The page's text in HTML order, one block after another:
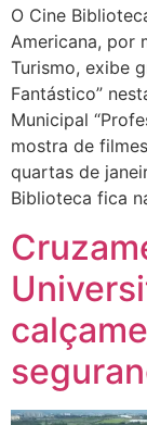
O Cine
Americana, por
Turismo, exibe
Fantástico”
Municipal
mostra de
quartas de
Biblioteca fica